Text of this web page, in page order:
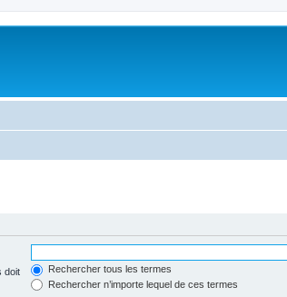
doit
Rechercher tous les termes
Rechercher n’importe lequel de ces termes